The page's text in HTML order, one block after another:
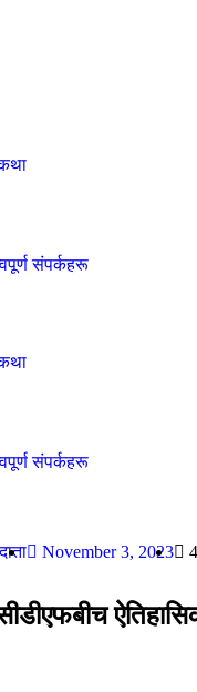
संपर्कहरू
संपर्कहरू
November 3, 2023